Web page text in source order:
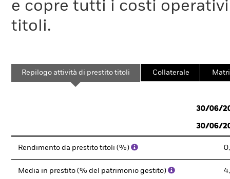
e copre tutti i costi
titoli.
Repilogo attività di prestito titoli Collaterale
30/06/
30/06/
Rendimento da prestito titoli (%)
Media in prestito (% del patrimonio gestito)